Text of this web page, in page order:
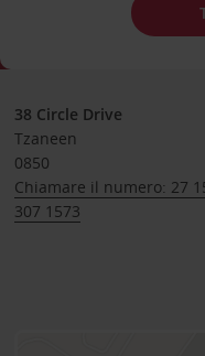
38 Circle Drive
Tzaneen
0850
Chiamare il numero: 27
307 1573